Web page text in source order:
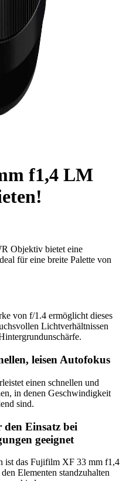
f1,4 LM
Objektiv bietet eine
für eine breite Palette von
von f/1.4 ermöglicht dieses
Lichtverhältnissen
leisen Autofokus
einen schnellen und
in denen Geschwindigkeit
sind.
Einsatz bei
geeignet
ist das Fujifilm XF 33 mm f1,4
Elementen standzuhalten